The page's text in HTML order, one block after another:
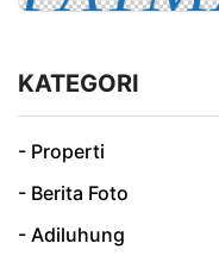
KATEGORI
- Properti
- Berita Foto
- Adiluhung